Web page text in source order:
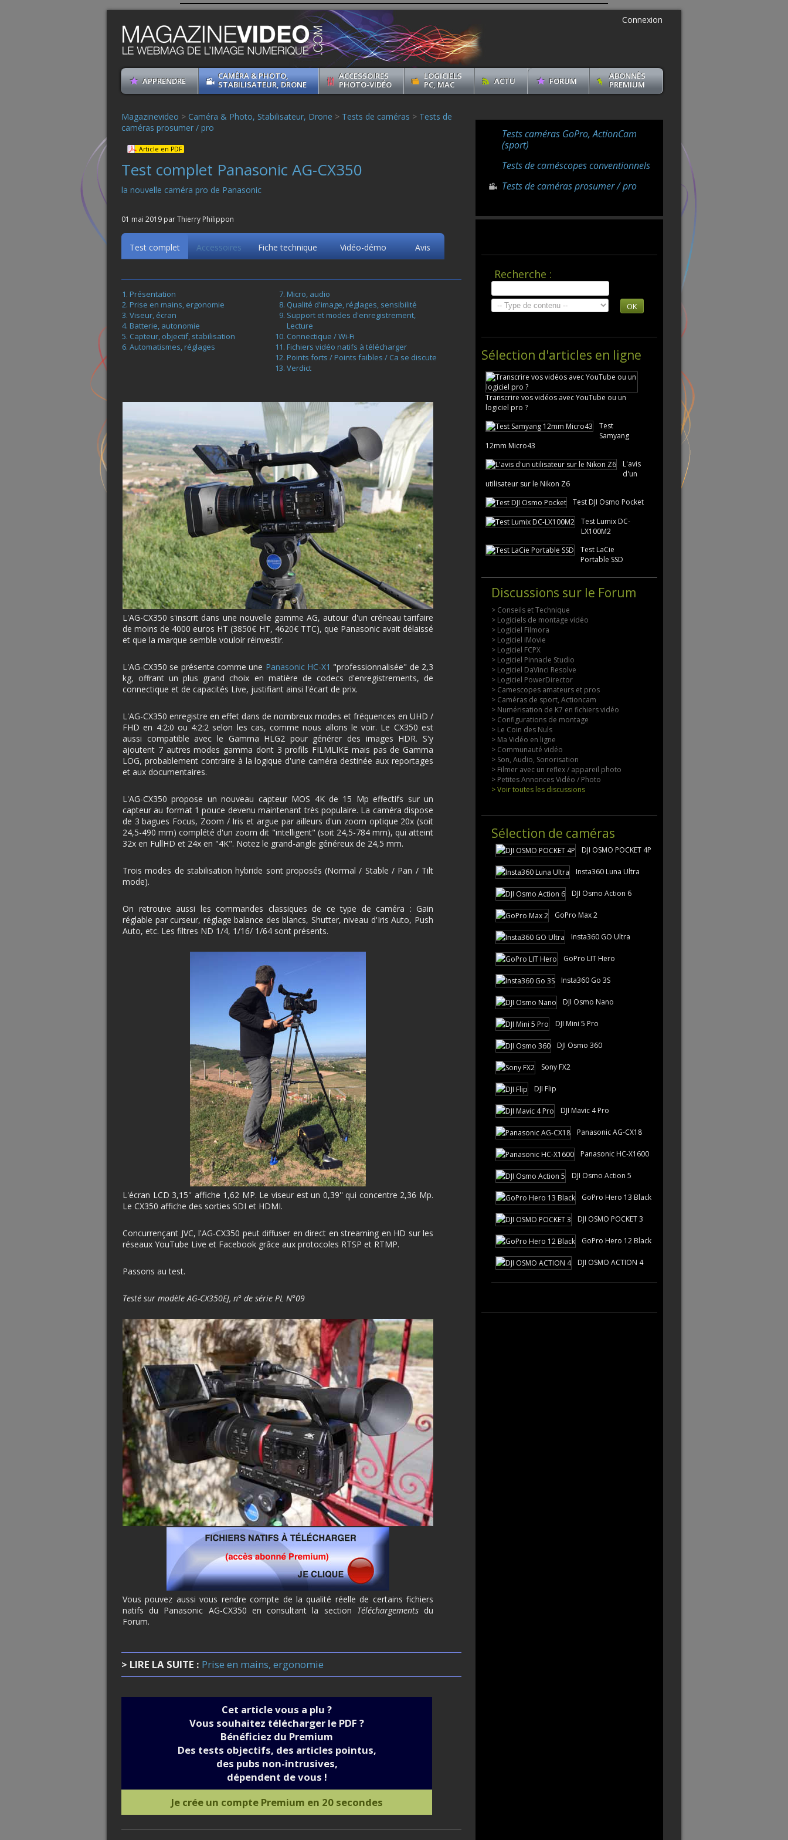
Connexion
APPRENDRE
CAMÉRA & PHOTO,
STABILISATEUR, DRONE
ACCESSOIRES
PHOTO-VIDÉO
LOGICIELS
PC, MAC
ACTU FORUM
ABONNÉS
PREMIUM
Magazinevideo > Caméra & Photo, Stabilisateur, Drone > Tests de caméras > Tests de
caméras prosumer / pro
Article en PDF
Test complet Panasonic AG-CX350
la nouvelle caméra pro de Panasonic
01 mai 2019 par Thierry Philippon
Test complet Accessoires Fiche technique Vidéo-démo Avis
Présentation
Prise en mains, ergonomie
Viseur, écran
Batterie, autonomie
Capteur, objectif, stabilisation
Automatismes, réglages
Micro, audio
Qualité d'image, réglages, sensibilité
Support et modes d'enregistrement,
Lecture
Connectique / Wi-Fi
Fichiers vidéo natifs à télécharger
Points forts / Points faibles / Ca se discute
Verdict
L'AG-CX350 s'inscrit dans une nouvelle gamme AG, autour d'un créneau tarifaire
de moins de 4000 euros HT (3850€ HT, 4620€ TTC), que Panasonic avait délaissé
et que la marque semble vouloir réinvestir.
L'AG-CX350 se présente comme une Panasonic HC-X1 "professionnalisée" de 2,3
kg, offrant un plus grand choix en matière de codecs d'enregistrements, de
connectique et de capacités Live, justifiant ainsi l'écart de prix.
L'AG-CX350 enregistre en effet dans de nombreux modes et fréquences en UHD /
FHD en 4:2:0 ou 4:2:2 selon les cas, comme nous allons le voir. Le CX350 est
aussi compatible avec le Gamma HLG2 pour générer des images HDR. S'y
ajoutent 7 autres modes gamma dont 3 profils FILMLIKE mais pas de Gamma
LOG, probablement contraire à la logique d'une caméra destinée aux reportages
et aux documentaires.
L'AG-CX350 propose un nouveau capteur MOS 4K de 15 Mp effectifs sur un
capteur au format 1 pouce devenu maintenant très populaire. La caméra dispose
de 3 bagues Focus, Zoom / Iris et argue par ailleurs d'un zoom optique 20x (soit
24,5-490 mm) complété d'un zoom dit "intelligent" (soit 24,5-784 mm), qui atteint
32x en FullHD et 24x en "4K". Notez le grand-angle généreux de 24,5 mm.
Trois modes de stabilisation hybride sont proposés (Normal / Stable / Pan / Tilt
mode).
On retrouve aussi les commandes classiques de ce type de caméra : Gain
réglable par curseur, réglage balance des blancs, Shutter, niveau d'Iris Auto, Push
Auto, etc. Les filtres ND 1/4, 1/16/ 1/64 sont présents.
L'écran LCD 3,15'' affiche 1,62 MP. Le viseur est un 0,39'' qui concentre 2,36 Mp.
Le CX350 affiche des sorties SDI et HDMI.
Concurrençant JVC, l'AG-CX350 peut diffuser en direct en streaming en HD sur les
réseaux YouTube Live et Facebook grâce aux protocoles RTSP et RTMP.
Passons au test.
Testé sur modèle AG-CX350EJ, n° de série PL N°09
Vous pouvez aussi vous rendre compte de la qualité réelle de certains fichiers
natifs du Panasonic AG-CX350 en consultant la section Téléchargementsdu
Forum.
> LIRE LA SUITE : Prise en mains, ergonomie
Cet article vous a plu ?
Vous souhaitez télécharger le PDF ?
Bénéficiez du Premium
Des tests objectifs, des articles pointus,
des pubs non-intrusives,
dépendent de vous !
Je crée un compte Premium en 20 secondes
Tests caméras GoPro, ActionCam
(sport)
Tests de caméscopes conventionnels
Tests de caméras prosumer / pro
Recherche :
OK
Sélection d'articles en ligne
Transcrire vos vidéos avec YouTube ou un
logiciel pro ?
Test
Samyang
12mm Micro43
L'avis
d'un
utilisateur sur le Nikon Z6
Test DJI Osmo Pocket
Test Lumix DC-
LX100M2
Test LaCie
Portable SSD
Discussions sur le Forum
> Conseils et Technique
> Logiciels de montage vidéo
> Logiciel Filmora
> Logiciel iMovie
> Logiciel FCPX
> Logiciel Pinnacle Studio
> Logiciel DaVinci Resolve
> Logiciel PowerDirector
> Camescopes amateurs et pros
> Caméras de sport, Actioncam
> Numérisation de K7 en fichiers vidéo
> Configurations de montage
> Le Coin des Nuls
> Ma Vidéo en ligne
> Communauté vidéo
> Son, Audio, Sonorisation
> Filmer avec un reflex / appareil photo
> Petites Annonces Vidéo / Photo
> Voir toutes les discussions
Sélection de caméras
DJI OSMO POCKET 4P
Insta360 Luna Ultra
DJI Osmo Action 6
GoPro Max 2
Insta360 GO Ultra
GoPro LIT Hero
Insta360 Go 3S
DJI Osmo Nano
DJI Mini 5 Pro
DJI Osmo 360
Sony FX2
DJI Flip
DJI Mavic 4 Pro
Panasonic AG-CX18
Panasonic HC-X1600
DJI Osmo Action 5
GoPro Hero 13 Black
DJI OSMO POCKET 3
GoPro Hero 12 Black
DJI OSMO ACTION 4